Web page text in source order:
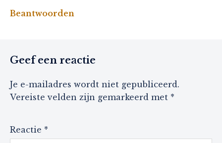
Beantwoorden
Geef een reactie
Je e-mailadres wordt niet gepubliceerd.
Vereiste velden zijn gemarkeerd met *
Reactie *